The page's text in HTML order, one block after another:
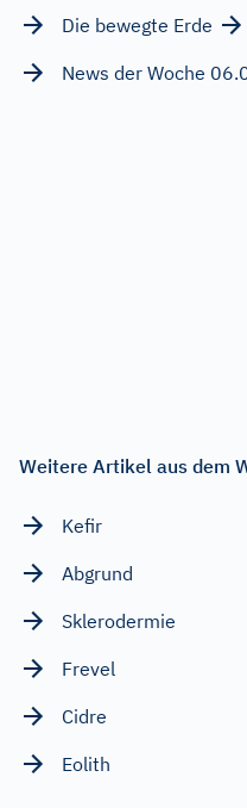
Die bewegte Erde
News der Woche
Weitere Artikel aus dem
Kefir
Abgrund
Sklerodermie
Frevel
Cidre
Eolith